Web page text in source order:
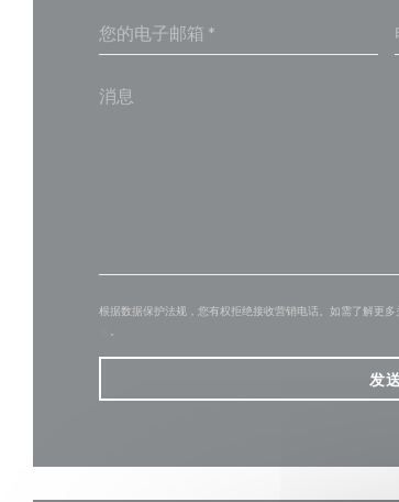
根据数据保护法规，您有权拒绝接收营销电话。如需了解更